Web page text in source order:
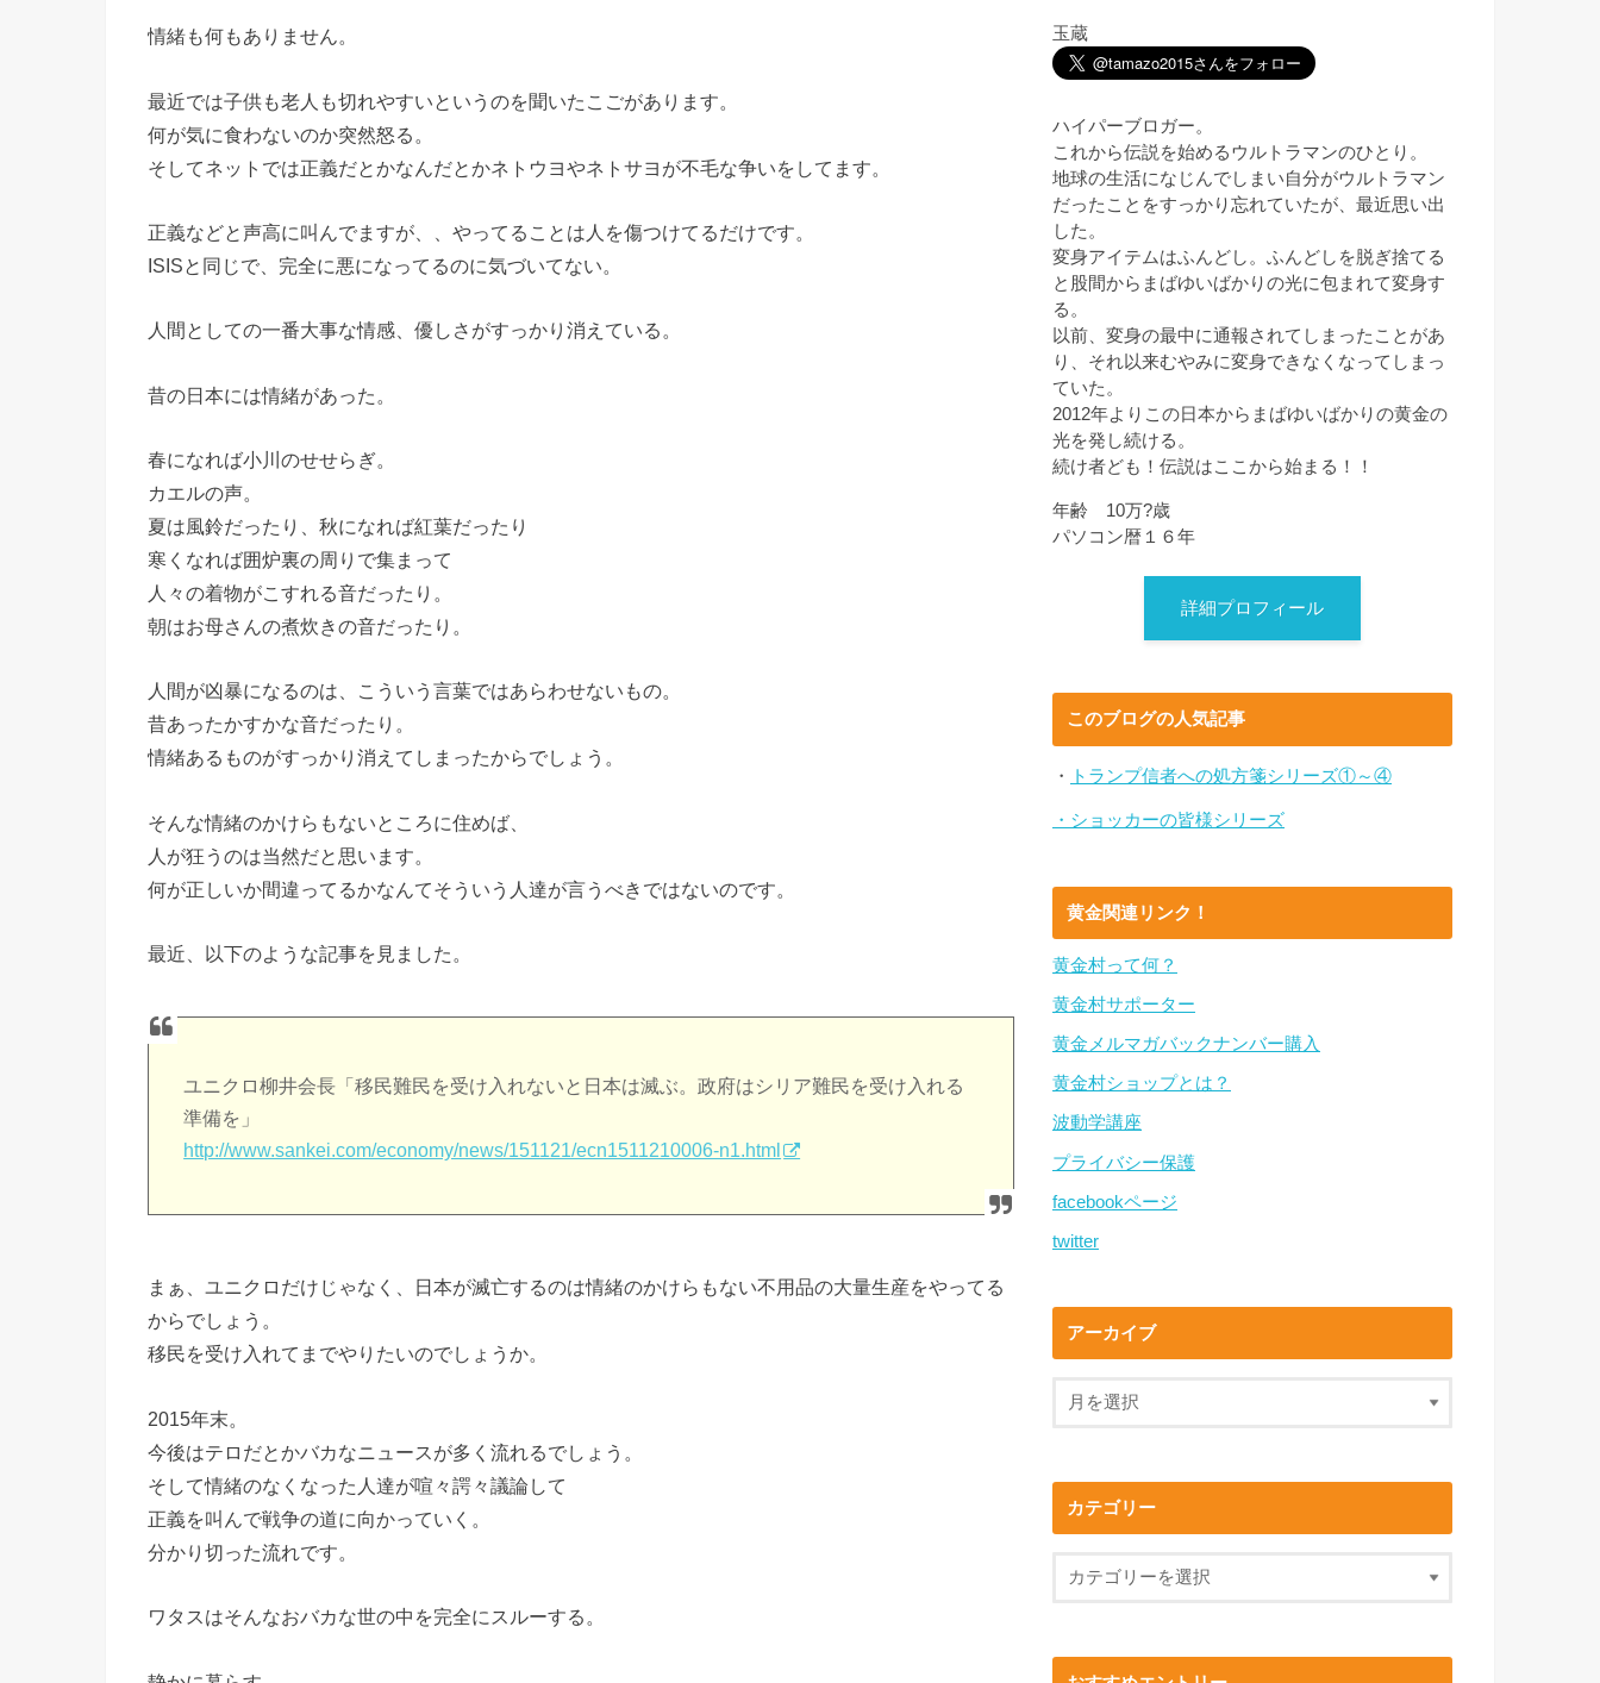
情緒も何もありません。
最近では子供も老人も切れやすいというのを聞いたこごがあります。
何が気に食わないのか突然怒る。
そしてネットでは正義だとかなんだとかネトウヨやネトサヨが不毛な争いをしてます。
正義などと声高に叫んでますが、、やってることは人を傷つけてるだけです。
ISISと同じで、完全に悪になってるのに気づいてない。
人間としての一番大事な情感、優しさがすっかり消えている。
昔の日本には情緒があった。
春になれば小川のせせらぎ。
カエルの声。
夏は風鈴だったり、秋になれば紅葉だったり
寒くなれば囲炉裏の周りで集まって
人々の着物がこすれる音だったり。
朝はお母さんの煮炊きの音だったり。
人間が凶暴になるのは、こういう言葉ではあらわせないもの。
昔あったかすかな音だったり。
情緒あるものがすっかり消えてしまったからでしょう。
そんな情緒のかけらもないところに住めば、
人が狂うのは当然だと思います。
何が正しいか間違ってるかなんてそういう人達が言うべきではないのです。
最近、以下のような記事を見ました。
ユニクロ柳井会長「移民難民を受け入れないと日本は滅ぶ。政府はシリア難民を受け入れる
準備を」
http://www.sankei.com/economy/news/151121/ecn1511210006-n1.html
まぁ、ユニクロだけじゃなく、日本が滅亡するのは情緒のかけらもない不用品の大量生産をやってる
からでしょう。
移民を受け入れてまでやりたいのでしょうか。
2015年末。
今後はテロだとかバカなニュースが多く流れるでしょう。
そして情緒のなくなった人達が喧々諤々議論して
正義を叫んで戦争の道に向かっていく。
分かり切った流れです。
ワタスはそんなおバカな世の中を完全にスルーする。
玉蔵
ハイパーブロガー。
これから伝説を始めるウルトラマンのひとり。
地球の生活になじんでしまい自分がウルトラマン
だったことをすっかり忘れていたが、最近思い出
した。
変身アイテムはふんどし。ふんどしを脱ぎ捨てる
と股間からまばゆいばかりの光に包まれて変身す
る。
以前、変身の最中に通報されてしまったことがあ
り、それ以来むやみに変身できなくなってしまっ
ていた。
2012年よりこの日本からまばゆいばかりの黄金の
光を発し続ける。
続け者ども！伝説はここから始まる！！
年齢 10万?歳
パソコン暦１６年
詳細プロフィール
このブログの人気記事
・ トランプ信者への処方箋シリーズ①～④
・ショッカーの皆様シリーズ
黄金関連リンク！
黄金村って何？
黄金村サポーター
黄金メルマガバックナンバー購入
黄金村ショップとは？
波動学講座
プライバシー保護
facebookページ
twitter
アーカイブ
カテゴリー